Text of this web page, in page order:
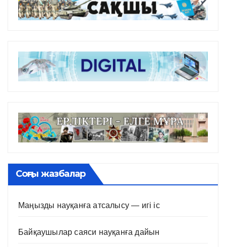
Соңғы жазбалар
Маңызды науқанға атсалысу — игі іс
Байқаушылар саяси науқанға дайын